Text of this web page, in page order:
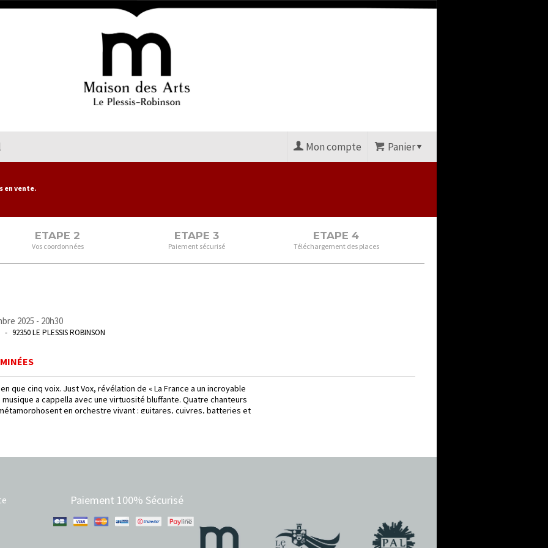
Panier
Mon compte
en vente.
ETAPE 2
Vos coordonnées
ETAPE 3
Paiement sécurisé
ETAPE 4
Téléchargement des places
2025 - 20h30
92350 LE PLESSIS ROBINSON
que cinq voix. Just Vox, révélation de « La France a un incroyable
a cappella avec une virtuosité bluffante. Quatre chanteurs
en orchestre vivant : guitares, cuivres, batteries et
cordes vocales. Porté par une mise en scène soignée et une
Productions et Encore Un Tour
de façon parfaite, c'est d'une intelligence et
passé quelque chose de puissant. » Marianne James
Paiement 100% Sécurisé